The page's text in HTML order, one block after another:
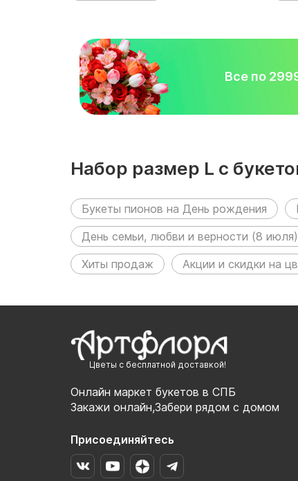
Все по
Набор размер L с
размещен в следующих
Букеты пионов на День рождения
День семьи, любви и верности (8 июля)
Хиты продаж
Акции и скидки на
Цветы с бесплатной доставкой!
Онлайн маркет букетов в СПБ
Закажи онлайн,Забери рядом с домом
Присоединяйтесь